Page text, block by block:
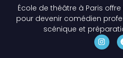
École de théâtre à Paris
pour devenir comédien
scénique et